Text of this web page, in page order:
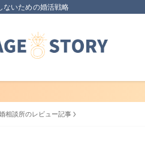
ないための婚活戦略
相談所のレビュー記事